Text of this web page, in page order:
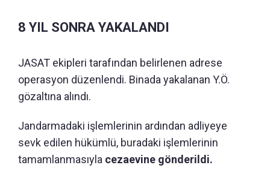
8 YIL SONRA YAKALANDI
JASAT ekipleri tarafından belirlenen adrese
operasyon düzenlendi. Binada yakalanan Y.Ö.
gözaltına alındı.
Jandarmadaki işlemlerinin ardından adliyeye
sevk edilen hükümlü, buradaki işlemlerinin
tamamlanmasıyla cezaevine gönderildi.